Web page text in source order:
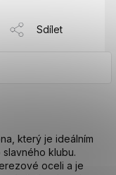
Sdílet
který je ideálním
klubu.
oceli a je